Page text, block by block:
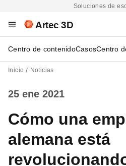
Soluciones de
Artec 3D
Centro de contenidoCasosCentro
Inicio Noticias
25 ene 2021
Cómo una
alemana está